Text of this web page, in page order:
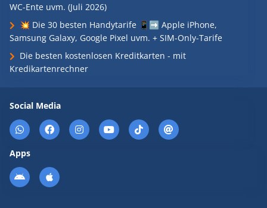
WC-Ente uvm. (Juli 2026)
💥 Die 30 besten Handytarife 📱➡️ Apple iPhone,
Samsung Galaxy, Google Pixel uvm. + SIM-Only-Tarife
Die besten kostenlosen Kreditkarten - mit
Kredikartenrechner
Social Media
Apps